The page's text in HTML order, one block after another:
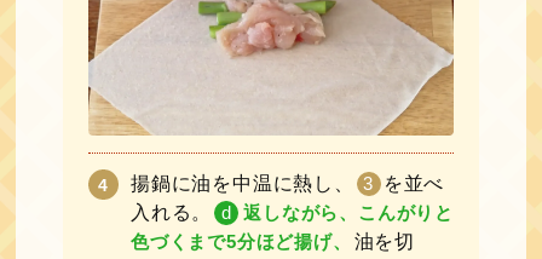
揚鍋に油を中温に熱し、 3
を並べ
入れる。
d 返しながら、こんがりと
色づくまで5分ほど揚げ、
油を切